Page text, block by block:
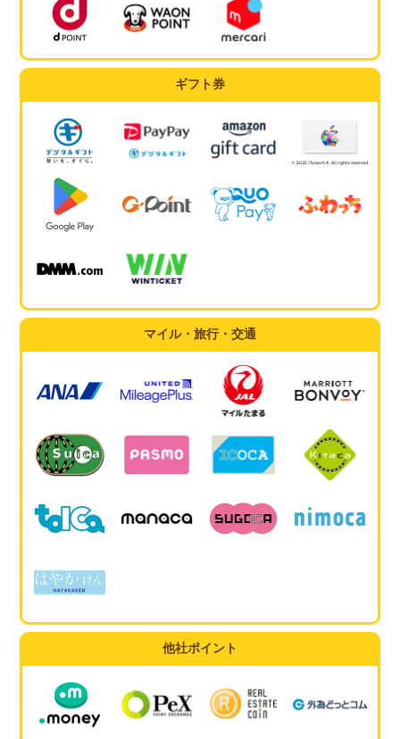
ギフト券
マイル・旅行・交通
他社ポイント